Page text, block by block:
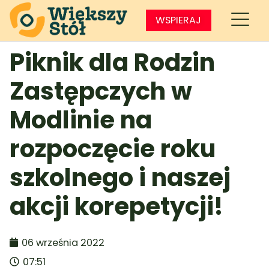
WSPIERAJ
Piknik dla Rodzin
Zastępczych w
Modlinie na
rozpoczęcie roku
szkolnego i naszej
akcji korepetycji!
06 września 2022
07:51